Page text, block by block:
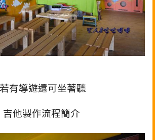
若有導遊還可坐著聽
吉他製作流程簡介